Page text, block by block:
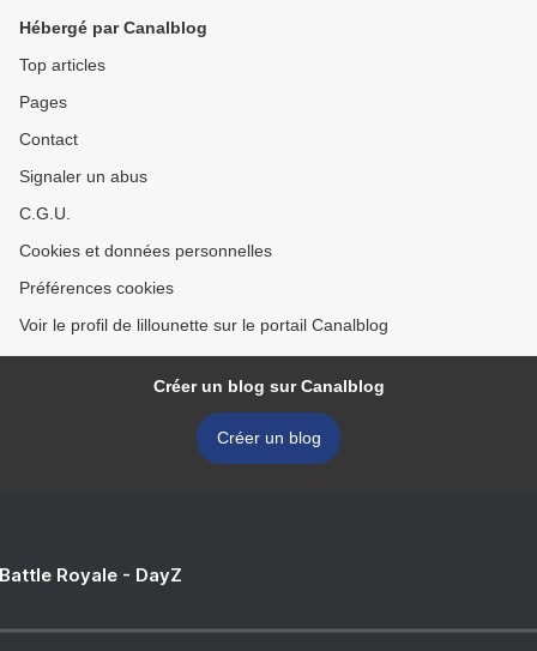
Hébergé par Canalblog
Top articles
Pages
Contact
Signaler un abus
C.G.U.
Cookies et données personnelles
Préférences cookies
Voir le profil de lillounette sur le portail Canalblog
Créer un blog sur Canalblog
Créer un blog
Royale - DayZ